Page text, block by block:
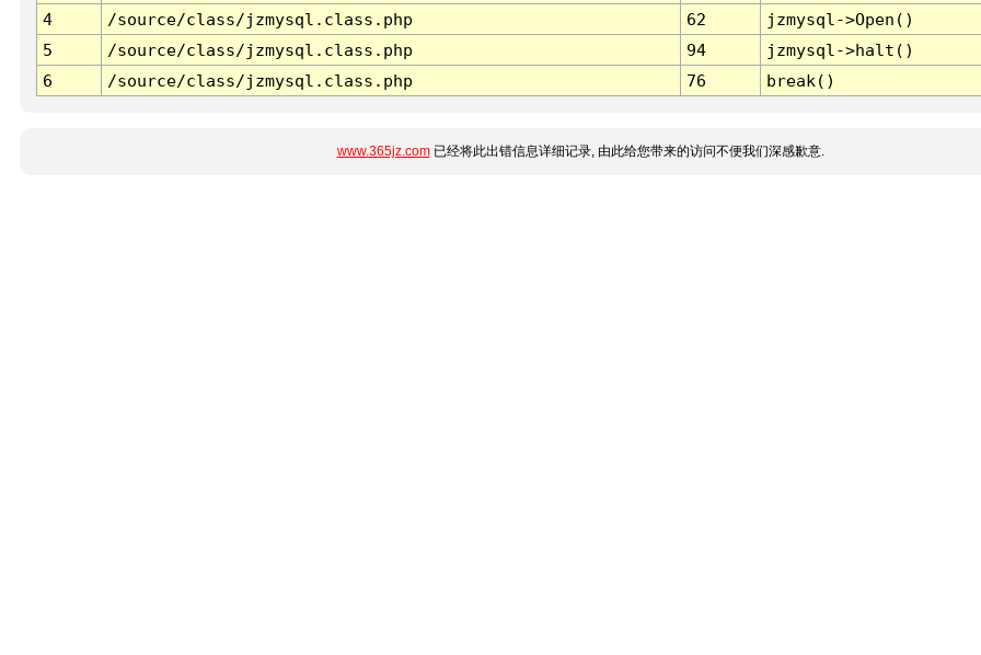
4
/source/class/jzmysql.class.php 62
jzmysql->Open()
5
/source/class/jzmysql.class.php 94
jzmysql->halt()
6
/source/class/jzmysql.class.php 76 break()
www.365jz.com已经将此出错信息详细记录, 由此给您带来的访问不便我们深感歉意.